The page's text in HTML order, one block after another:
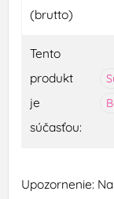
(brutto)
Tento
produkt
je
súčasťou:
Upozornenie: